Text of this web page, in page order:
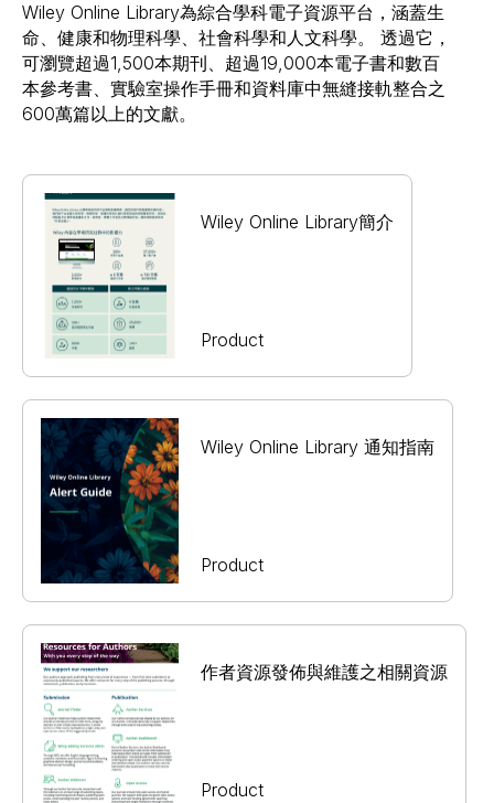
Wiley Online Library為綜合學科電子資源平台，涵蓋生
命、健康和物理科學、社會科學和人文科學。 透過它，
可瀏覽超過1,500本期刊、超過19,000本電子書和數百
本參考書、實驗室操作手冊和資料庫中無縫接軌整合之
600萬篇以上的文獻。
Wiley Online Library簡介
Product
Wiley Online Library 通知指南
Product
作者資源發佈與維護之相關資源
Product